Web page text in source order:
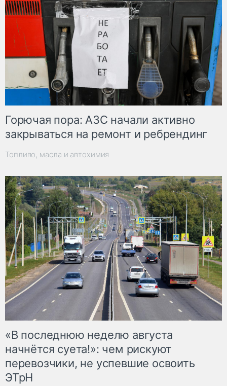
Горючая пора: АЗС начали активно
закрываться на ремонт и ребрендинг
Топливо, масла и автохимия
«В последнюю неделю августа
начнётся суета!»: чем рискуют
перевозчики, не успевшие освоить
ЭТрН